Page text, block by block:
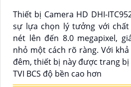
Thiết bị Camera HD DHI-
sự lựa chọn lý tưởng với
nét lên đến 8.0 megapixel,
nhỏ một cách rõ ràng. Với
đêm, thiết bị này được trang bị
TVI BCS độ bền cao hơn